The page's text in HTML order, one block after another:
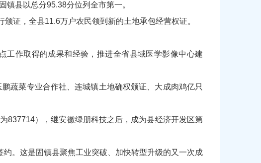
县以总分95.38分位列全市第一。
证，全县11.6万户农民领到新的土地承包经营权证。
作取得的成果和经验，推进全省县域医学影像中心建
蔬菜专业合作社、连城镇土地确权颁证、大成肉鸡亿只
837714），继安徽绿朋科技之后，成为县经济开发区第
。这是固镇县聚焦工业突破、加快转型升级的又一次成